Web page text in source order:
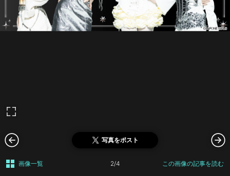
写真をポスト
画像一覧 2/4 この画像の記事を読む